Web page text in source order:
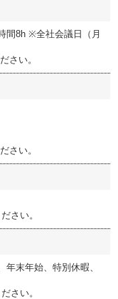
間8h ※全社会議日（月
さい。
さい。
さい。
末年始、特別休暇、
さい。